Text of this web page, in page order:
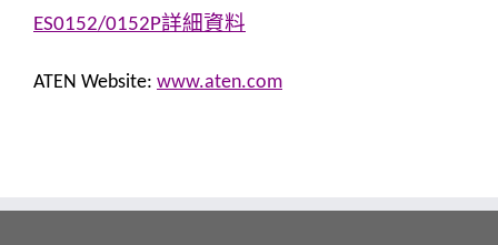
ES0152/0152P詳細資料
ATEN Website: www.aten.com